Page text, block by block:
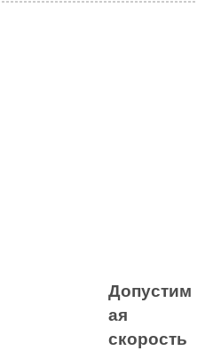
Допустим
ая
скорость